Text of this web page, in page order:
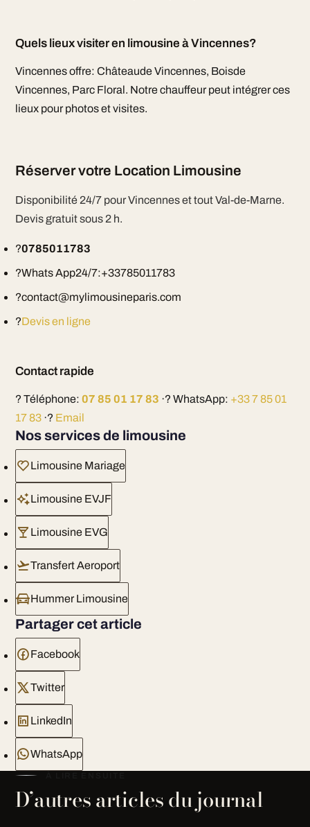
Quels lieux visiter en limousine à Vincennes?
Vincennes offre: Châteaude Vincennes, Boisde
Vincennes, Parc Floral. Notre chauffeur peut intégrer ces
lieux pour photos et visites.
Réserver votre Location Limousine
Disponibilité 24/7 pour Vincennes et tout Val-de-Marne.
Devis gratuit sous 2 h.
?0785011783
?Whats App24/7:+33785011783
?contact@mylimousineparis.com
?Devis en ligne
Contact rapide
? Téléphone: 07 85 01 17 83 ·? WhatsApp: +33 7 85 01
17 83·? Email
Nos services de limousine
Limousine Mariage
Limousine EVJF
Limousine EVG
Transfert Aeroport
Hummer Limousine
Partager cet article
Facebook
Twitter
LinkedIn
WhatsApp
D’autres articles du journal